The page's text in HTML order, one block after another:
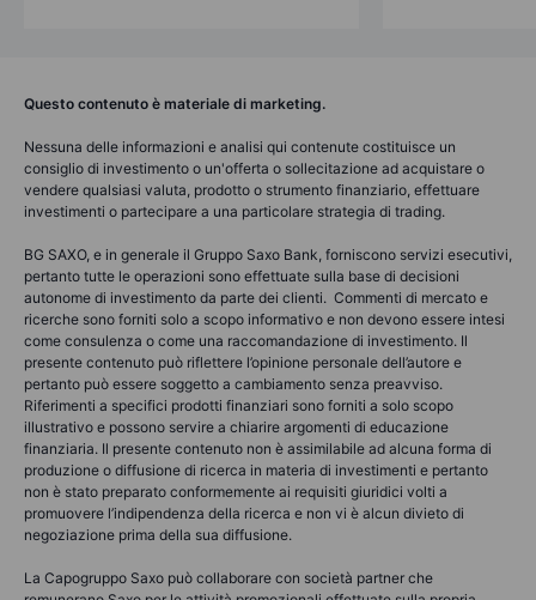
Questo contenuto è materiale di marketing.
Nessuna delle informazioni e analisi qui contenute costituisce un
consiglio di investimento o un'offerta o sollecitazione ad acquistare o
vendere qualsiasi valuta, prodotto o strumento finanziario, effettuare
investimenti o partecipare a una particolare strategia di trading.
BG SAXO, e in generale il Gruppo Saxo Bank, forniscono servizi esecutivi,
pertanto tutte le operazioni sono effettuate sulla base di decisioni
autonome di investimento da parte dei clienti. Commenti di mercato e
ricerche sono forniti solo a scopo informativo e non devono essere intesi
come consulenza o come una raccomandazione di investimento. Il
presente contenuto può riflettere l’opinione personale dell’autore e
pertanto può essere soggetto a cambiamento senza preavviso.
Riferimenti a specifici prodotti finanziari sono forniti a solo scopo
illustrativo e possono servire a chiarire argomenti di educazione
finanziaria. Il presente contenuto non è assimilabile ad alcuna forma di
produzione o diffusione di ricerca in materia di investimenti e pertanto
non è stato preparato conformemente ai requisiti giuridici volti a
promuovere l’indipendenza della ricerca e non vi è alcun divieto di
negoziazione prima della sua diffusione.
La Capogruppo Saxo può collaborare con società partner che